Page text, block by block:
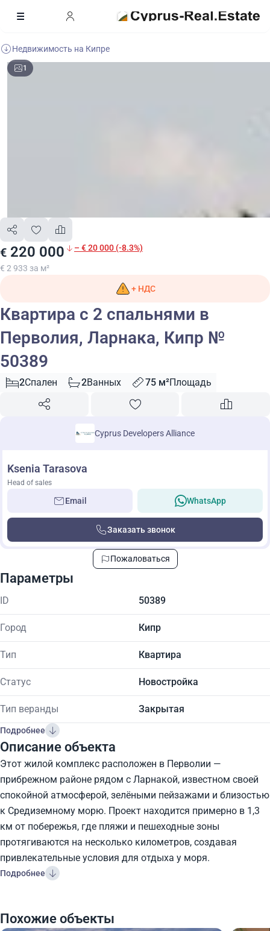
Недвижимость на Кипре
1
€ 220 000 – € 20 000 (-8.3%)
€ 2 933 за м²
+ НДС
Квартира с 2 спальнями в
Перволия, Ларнака, Кипр №
50389
2Спален 2Ванных 75 м²Площадь
Cyprus Developers Alliance
Ksenia Tarasova
Head of sales
Email WhatsApp
Заказать звонок
Пожаловаться
Параметры
ID 50389
Город Кипр
Тип Квартира
Статус Новостройка
Тип веранды Закрытая
Подробнее
Описание объекта
Этот жилой комплекс расположен в Перволии —
прибрежном районе рядом с Ларнакой, известном своей
спокойной атмосферой, зелёными пейзажами и близостью
к Средиземному морю. Проект находится примерно в 1,3
км от побережья, где пляжи и пешеходные зоны
протягиваются на несколько километров, создавая
привлекательные условия для отдыха у моря.
Подробнее
Похожие объекты